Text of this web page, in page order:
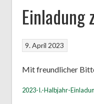
9. April 2023
Mit freundlicher
2023-I.-Halbjahr-